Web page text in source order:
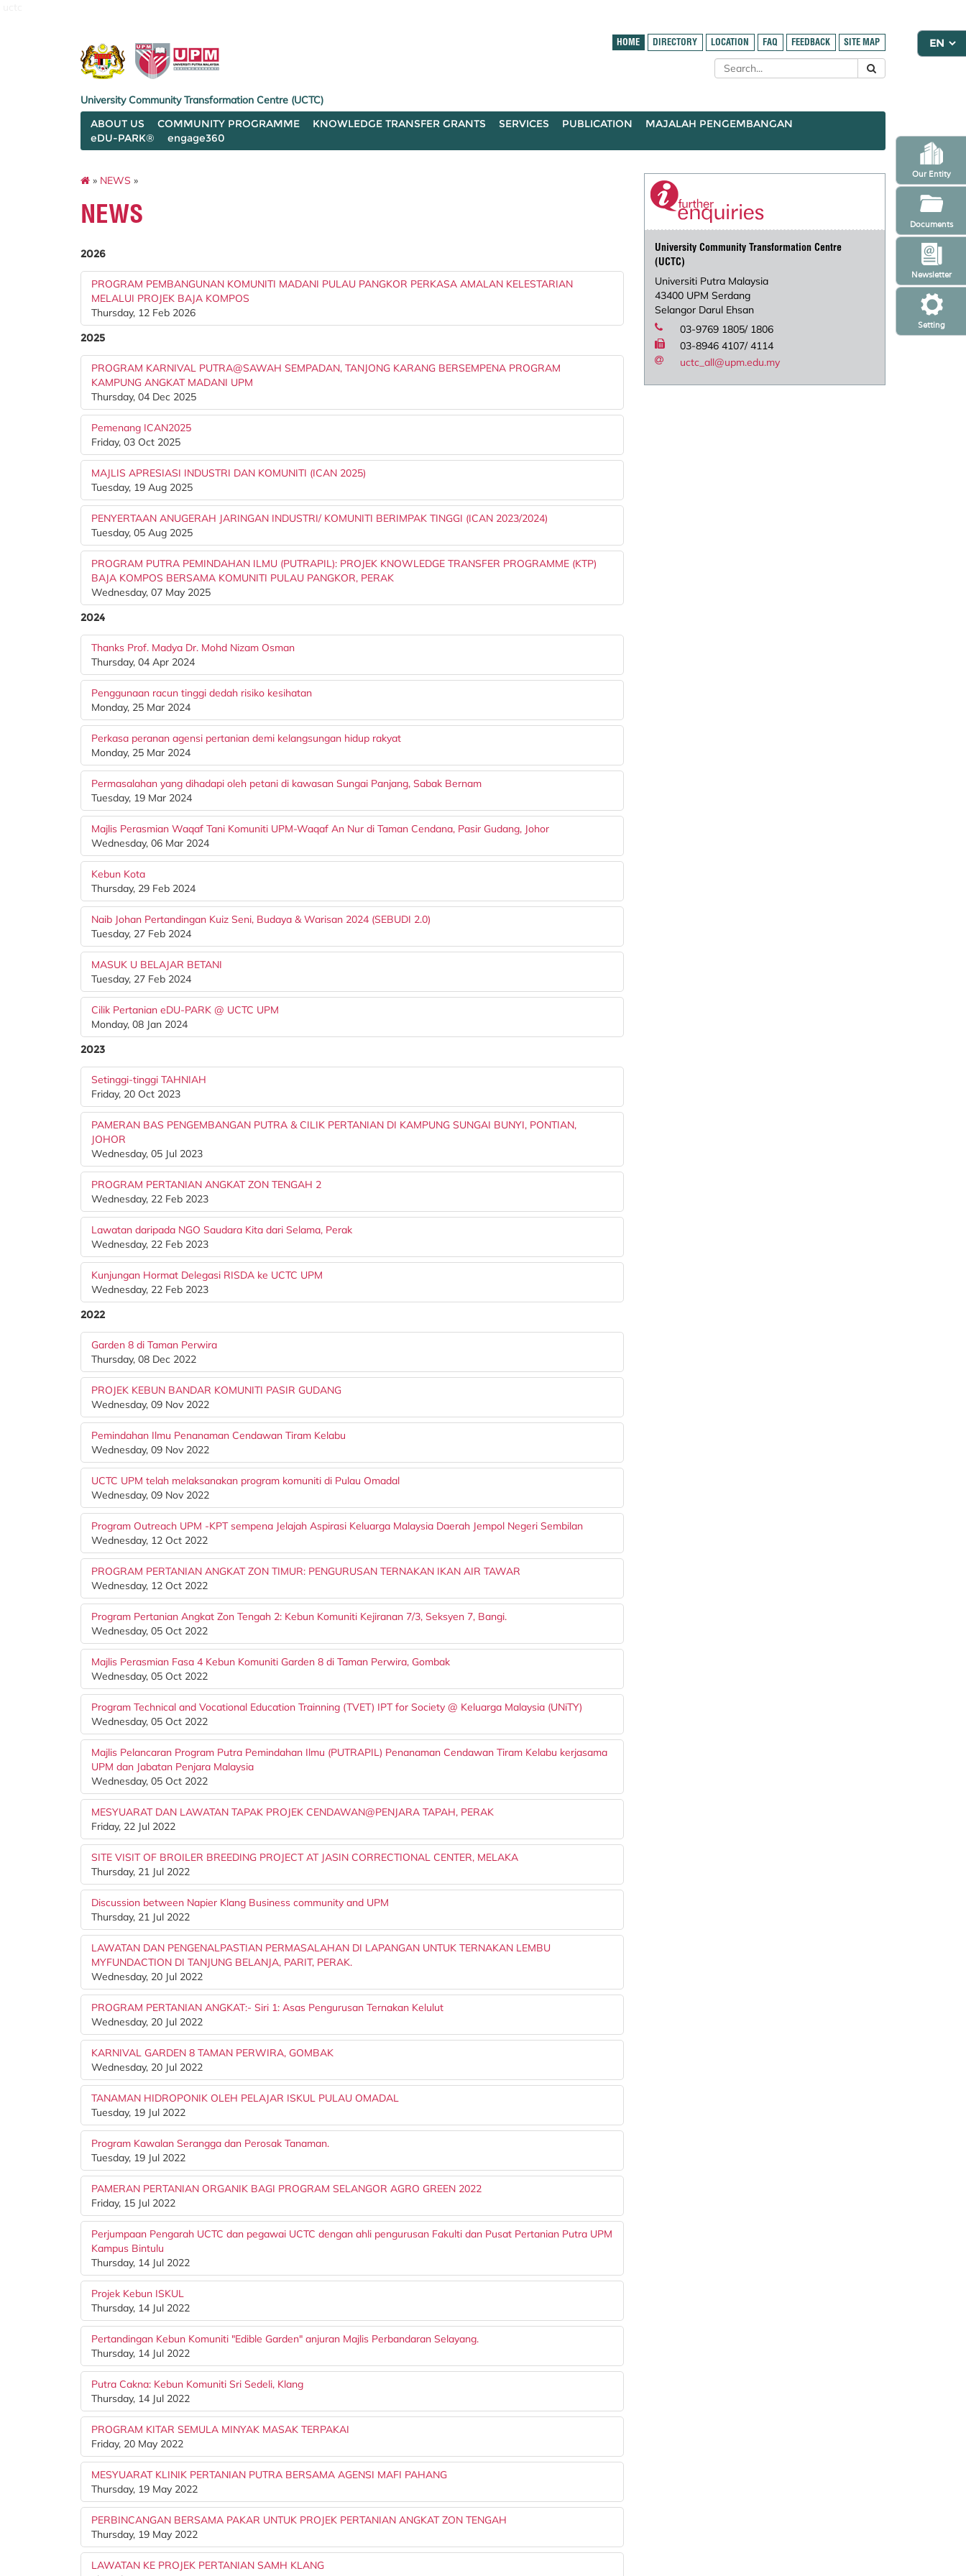
Setting
Newsletter
Our Entity
Documents
HOME DIRECTORY LOCATION FAQ FEEDBACK SITE MAP
University Community Transformation Centre (UCTC)
ABOUT US
COMMUNITY PROGRAMME KNOWLEDGE TRANSFER GRANTS SERVICES PUBLICATION
MAJALAH PENGEMBANGAN
eDU-PARK®
engage360
» NEWS »
NEWS
2026
PROGRAM PEMBANGUNAN KOMUNITI MADANI PULAU PANGKOR PERKASA AMALAN KELESTARIAN
MELALUI PROJEK BAJA KOMPOS
Thursday, 12 Feb 2026
2025
PROGRAM KARNIVAL PUTRA@SAWAH SEMPADAN, TANJONG KARANG BERSEMPENA PROGRAM
KAMPUNG ANGKAT MADANI UPM
Thursday, 04 Dec 2025
Pemenang ICAN2025
Friday, 03 Oct 2025
MAJLIS APRESIASI INDUSTRI DAN KOMUNITI (ICAN 2025)
Tuesday, 19 Aug 2025
PENYERTAAN ANUGERAH JARINGAN INDUSTRI/ KOMUNITI BERIMPAK TINGGI (ICAN 2023/2024)
Tuesday, 05 Aug 2025
PROGRAM PUTRA PEMINDAHAN ILMU (PUTRAPIL): PROJEK KNOWLEDGE TRANSFER PROGRAMME (KTP)
BAJA KOMPOS BERSAMA KOMUNITI PULAU PANGKOR, PERAK
Wednesday, 07 May 2025
2024
Thanks Prof. Madya Dr. Mohd Nizam Osman
Thursday, 04 Apr 2024
Penggunaan racun tinggi dedah risiko kesihatan
Monday, 25 Mar 2024
Perkasa peranan agensi pertanian demi kelangsungan hidup rakyat
Monday, 25 Mar 2024
Permasalahan yang dihadapi oleh petani di kawasan Sungai Panjang, Sabak Bernam
Tuesday, 19 Mar 2024
Majlis Perasmian Waqaf Tani Komuniti UPM-Waqaf An Nur di Taman Cendana, Pasir Gudang, Johor
Wednesday, 06 Mar 2024
Kebun Kota
Thursday, 29 Feb 2024
Naib Johan Pertandingan Kuiz Seni, Budaya & Warisan 2024 (SEBUDI 2.0)
Tuesday, 27 Feb 2024
MASUK U BELAJAR BETANI
Tuesday, 27 Feb 2024
Cilik Pertanian eDU-PARK @ UCTC UPM
Monday, 08 Jan 2024
2023
Setinggi-tinggi TAHNIAH
Friday, 20 Oct 2023
PAMERAN BAS PENGEMBANGAN PUTRA & CILIK PERTANIAN DI KAMPUNG SUNGAI BUNYI, PONTIAN,
JOHOR
Wednesday, 05 Jul 2023
PROGRAM PERTANIAN ANGKAT ZON TENGAH 2
Wednesday, 22 Feb 2023
Lawatan daripada NGO Saudara Kita dari Selama, Perak
Wednesday, 22 Feb 2023
Kunjungan Hormat Delegasi RISDA ke UCTC UPM
Wednesday, 22 Feb 2023
2022
Garden 8 di Taman Perwira
Thursday, 08 Dec 2022
PROJEK KEBUN BANDAR KOMUNITI PASIR GUDANG
Wednesday, 09 Nov 2022
Pemindahan Ilmu Penanaman Cendawan Tiram Kelabu
Wednesday, 09 Nov 2022
UCTC UPM telah melaksanakan program komuniti di Pulau Omadal
Wednesday, 09 Nov 2022
Program Outreach UPM -KPT sempena Jelajah Aspirasi Keluarga Malaysia Daerah Jempol Negeri Sembilan
Wednesday, 12 Oct 2022
PROGRAM PERTANIAN ANGKAT ZON TIMUR: PENGURUSAN TERNAKAN IKAN AIR TAWAR
Wednesday, 12 Oct 2022
Program Pertanian Angkat Zon Tengah 2: Kebun Komuniti Kejiranan 7/3, Seksyen 7, Bangi.
Wednesday, 05 Oct 2022
Majlis Perasmian Fasa 4 Kebun Komuniti Garden 8 di Taman Perwira, Gombak
Wednesday, 05 Oct 2022
Program Technical and Vocational Education Trainning (TVET) IPT for Society @ Keluarga Malaysia (UNiTY)
Wednesday, 05 Oct 2022
Majlis Pelancaran Program Putra Pemindahan Ilmu (PUTRAPIL) Penanaman Cendawan Tiram Kelabu kerjasama
UPM dan Jabatan Penjara Malaysia
Wednesday, 05 Oct 2022
MESYUARAT DAN LAWATAN TAPAK PROJEK CENDAWAN@PENJARA TAPAH, PERAK
Friday, 22 Jul 2022
SITE VISIT OF BROILER BREEDING PROJECT AT JASIN CORRECTIONAL CENTER, MELAKA
Thursday, 21 Jul 2022
Discussion between Napier Klang Business community and UPM
Thursday, 21 Jul 2022
LAWATAN DAN PENGENALPASTIAN PERMASALAHAN DI LAPANGAN UNTUK TERNAKAN LEMBU
MYFUNDACTION DI TANJUNG BELANJA, PARIT, PERAK.
Wednesday, 20 Jul 2022
PROGRAM PERTANIAN ANGKAT:- Siri 1: Asas Pengurusan Ternakan Kelulut
Wednesday, 20 Jul 2022
KARNIVAL GARDEN 8 TAMAN PERWIRA, GOMBAK
Wednesday, 20 Jul 2022
TANAMAN HIDROPONIK OLEH PELAJAR ISKUL PULAU OMADAL
Tuesday, 19 Jul 2022
Program Kawalan Serangga dan Perosak Tanaman.
Tuesday, 19 Jul 2022
PAMERAN PERTANIAN ORGANIK BAGI PROGRAM SELANGOR AGRO GREEN 2022
Friday, 15 Jul 2022
Perjumpaan Pengarah UCTC dan pegawai UCTC dengan ahli pengurusan Fakulti dan Pusat Pertanian Putra UPM
Kampus Bintulu
Thursday, 14 Jul 2022
Projek Kebun ISKUL
Thursday, 14 Jul 2022
Pertandingan Kebun Komuniti "Edible Garden" anjuran Majlis Perbandaran Selayang.
Thursday, 14 Jul 2022
Putra Cakna: Kebun Komuniti Sri Sedeli, Klang
Thursday, 14 Jul 2022
PROGRAM KITAR SEMULA MINYAK MASAK TERPAKAI
Friday, 20 May 2022
MESYUARAT KLINIK PERTANIAN PUTRA BERSAMA AGENSI MAFI PAHANG
Thursday, 19 May 2022
PERBINCANGAN BERSAMA PAKAR UNTUK PROJEK PERTANIAN ANGKAT ZON TENGAH
Thursday, 19 May 2022
LAWATAN KE PROJEK PERTANIAN SAMH KLANG
University Community Transformation Centre
(UCTC)
Universiti Putra Malaysia
43400 UPM Serdang
Selangor Darul Ehsan
03-9769 1805/ 1806
03-8946 4107/ 4114
uctc_all@upm.edu.my